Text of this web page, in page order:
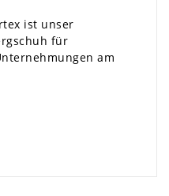
ist unser
für
am